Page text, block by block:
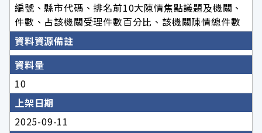
編號、縣市代碼、排名前10大陳情焦點議題及機關、
件數、占該機關受理件數百分比、該機關陳情總件數
資料資源備註
資料量
10
上架日期
2025-09-11